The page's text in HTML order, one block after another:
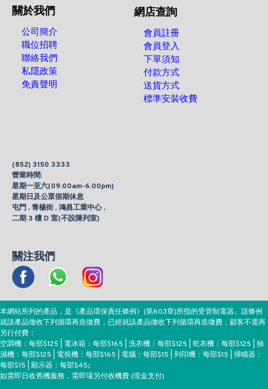
關於我們
公司簡介
職位招聘
聯絡我們
私隱政策
免責聲明
網店查詢
會員註冊
會員登入
下單須知
付款方式
送貨方式
標準安裝收費
(852) 3150 3333
營業時間:
星期一至六(09:00am-6:00pm)
星期日及公眾假期休息
屯門 , 青楊街 , 鴻昌工業中心 ,
二期 3 樓 D 室(不設陳列室)
關注我們
本網站所列的產品，是《產品環保責任條例》(第603章)所指的受管制電器。該條例
就該產品徵收下列循環再造徵費，已經就該產品徵收下列循環再造徵費，顧客不需再
另行付費：
空調機：每部$125 | 電冰箱：每部$165 | 洗衣機：每部$125 | 乾衣機：每部$125 | 抽
濕機：每部$125 | 電視機：每部$165 | 電腦：每部$15 | 列印機：每部$15 | 掃瞄器：
每部$15 | 顯示器：每部$45;
如需即日收舊機服務，需即場另付收機費 (現金支付)